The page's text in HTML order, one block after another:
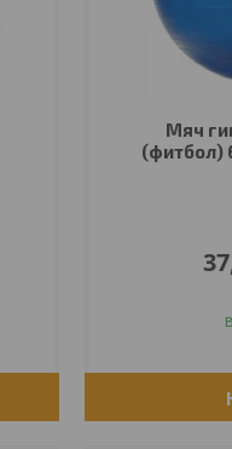
Мяч
(фитбол)